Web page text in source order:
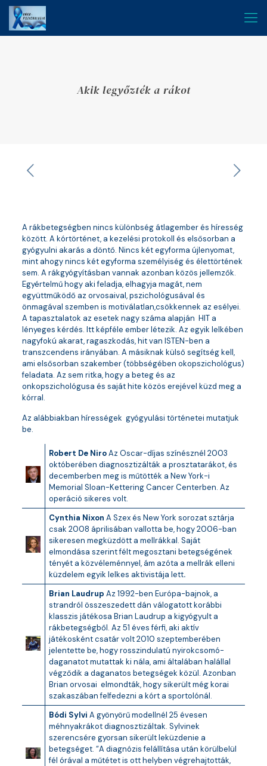
Akik legyőzték a rákot
A rákbetegségben nincs különbség átlagember és híresség
között. A kórtörténet, a kezelési protokoll és elsősorban a
gyógyulni akarás a döntő. Nincs két egyforma újlenyomat,
mint ahogy nincs két egyforma személyiség és élettörtének
sem. A rákgyógyításban vannak azonban közös jellemzők.
Egyértelmű hogy aki feladja, elhagyja magát, nem
együttműködő az orvosaival, pszichológusával és
önmagával szemben is motiválatlan,csökkennek az esélyei.
A tapasztalatok az esetek nagy száma alapján HIT a
lényeges kérdés. Itt képféle ember létezik. Az egyik lelkében
nagyfokú akarat, ragaszkodás, hit van ISTEN-ben a
transzcendens irányában. A másiknak külső segítség kell,
ami elsősorban szakember (többségében okopszichológus)
feladata. Az sem ritka, hogy a beteg és az
onkopszichológusa és saját hite közös erejével küzd meg a
kórral.
Az alábbiakban hírességek gyógyulási történetei mutatjuk
be.
Robert De NiroAz Oscar-díjas színésznél 2003
októberében diagnosztizálták a prosztatarákot, és
decemberben meg is műtötték a New York-i
Memorial Sloan-Kettering Cancer Centerben. Az
operáció sikeres volt.
Cynthia Nixon A Szex és New York sorozat sztárja
csak 2008 áprilisában vallotta be, hogy 2006-ban
sikeresen megküzdött a mellrákkal. Saját
elmondása szerint félt megosztani betegségének
tényét a közvéleménnyel, ám azóta a mellrák elleni
küzdelem egyik lelkes aktivistája lett.
Brian Laudrup Az 1992-ben Európa-bajnok, a
strandról összeszedett dán válogatott korábbi
klasszis játékosa Brian Laudrup a kigyógyult a
rákbetegségből. Az 51 éves férfi, aki aktív
játékosként csatár volt 2010 szeptemberében
jelentette be, hogy rosszindulatú nyirokcsomó-
daganatot mutattak ki nála, ami általában halállal
végződik a daganatos betegségek közül. Azonban
Brian orvosai elmondták, hogy sikerült még korai
szakaszában felfedezni a kórt a sportolónál.
Bódi Sylvi A gyönyörű modellnél 25 évesen
méhnyakrákot diagnosztizáltak. Sylvinek
szerencsére gyorsan sikerült leküzdenie a
betegséget. “A diagnózis felállítása után körülbelül
fél órával a műtétet is ott helyben végrehajtották,